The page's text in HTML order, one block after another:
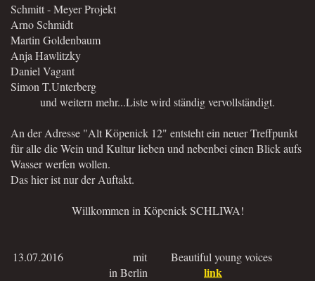
Schmitt - Meyer Projekt
Arno Schmidt
Martin Goldenbaum
Anja Hawlitzky
Daniel Vagant
Simon T.Unterberg
und weitern mehr...Liste wird ständig vervollständigt.
An der Adresse "Alt Köpenick 12" entsteht ein neuer Treffpunkt
für alle die Wein und Kultur lieben und nebenbei einen Blick aufs
Wasser werfen wollen.
Das hier ist nur der Auftakt.
Willkommen in Köpenick SCHLIWA!
13.07.2016 mit Beautiful young voices
in Berlin link